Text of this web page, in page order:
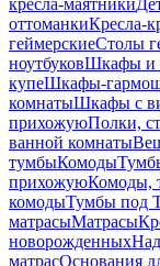
кресла-маятники
оттоманкиКресла-
геймерскиеСтолы
ноутбуковШкафы и
купеШкафы-
комнатыШкафы с
прихожуюПолки,
ванной комнаты
тумбыКомоды
прихожуюКомоды,
комодыТумбы под
матрасыМатрасы
новорожденных
матрасОснования